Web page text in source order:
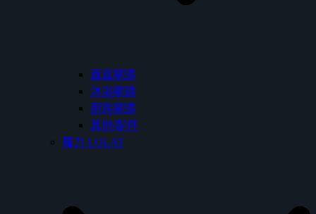
面盆龍頭
沐浴龍頭
廚房龍頭
其他/配件
羅力 LOLAT